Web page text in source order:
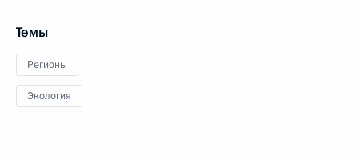
Темы
Регионы
Экология